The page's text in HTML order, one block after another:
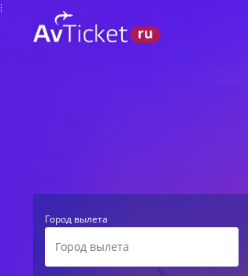
Город вылета